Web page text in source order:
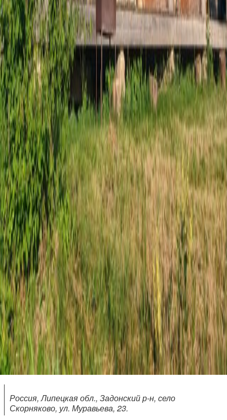
Россия, Липецкая обл., Задонский р-н, село
Скорняково, ул. Муравьева, 23.